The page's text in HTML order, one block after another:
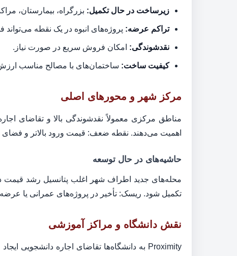
زیرساخت در حال تکمیل: بزرگراه، بیمارستان،
تراکم عرضه: پروژه‌های انبوه در یک نقطه
نقدشوندگی: امکان فروش سریع در صورت نیاز.
کیفیت ساخت: ساختمان‌های با مصالح مناسب
مرکز شهر و محورهای اصلی
مناطق مرکزی معمولاً نقدشوندگی بالا و تقاضای
اهمیت می‌دهند. نقطه ضعف: قیمت ورود بالاتر و
حاشیه‌های در حال توسعه
محله‌های جدید اطراف شهر اغلب پتانسیل رشد
تکمیل شود. ریسک: تأخیر در پروژه‌های عمرانی یا
نقش دانشگاه و مراکز آموزشی